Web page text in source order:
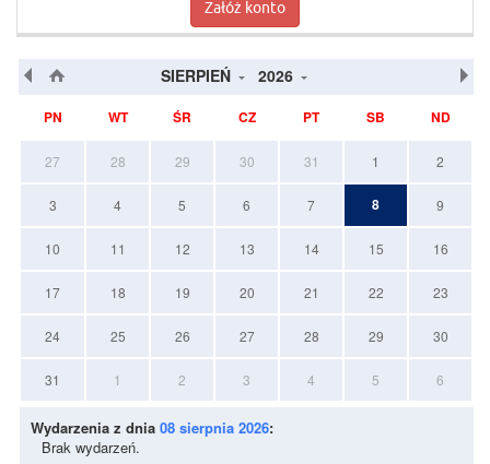
Załóż konto
SIERPIEŃ 2026
PN WT ŚR CZ PT SB ND
27 28 29 30 31 1 2
3 4 5 6 7 8 9
10 11 12 13 14 15 16
17 18 19 20 21 22 23
24 25 26 27 28 29 30
31 1 2 3 4 5 6
Wydarzenia z dnia 08 sierpnia 2026:
Brak wydarzeń.